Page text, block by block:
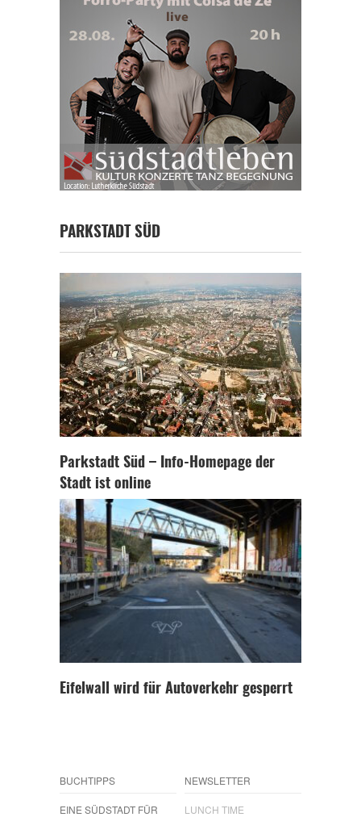
PARKSTADT SÜD
Parkstadt Süd – Info-Homepage der
Stadt ist online
Eifelwall wird für Autoverkehr gesperrt
BUCHTIPPS
EINE SÜDSTADT FÜR
NEWSLETTER
LUNCH TIME